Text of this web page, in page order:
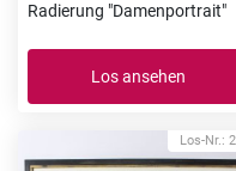
Radierung "Damenportrait"
Los ansehen
Los-Nr.: